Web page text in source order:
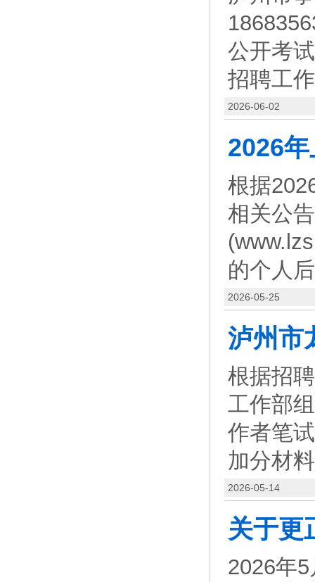
公开考
招聘工
2026-06-02
根据
相关公
的个人
2026-05-25
根据招
工作部
作者笔
加分材
2026-05-14
2026年